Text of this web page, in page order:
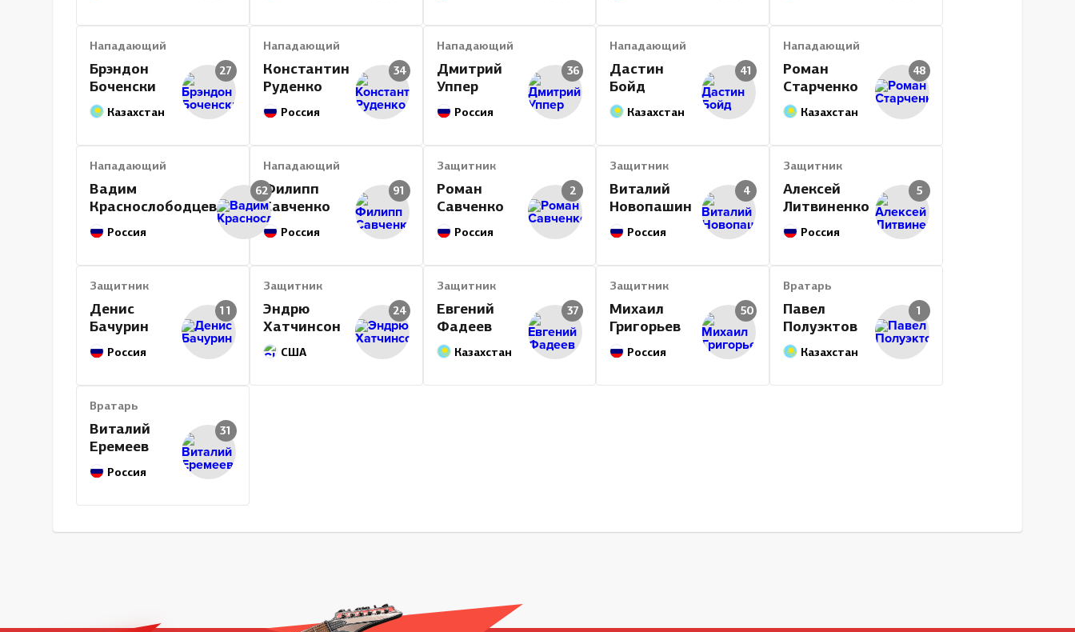
Нападающий
Брэндон
Боченски
Казахстан
27
Нападающий
Константин
Руденко
Россия
34
Нападающий
Дмитрий
Уппер
Россия
36
Нападающий
Дастин
Бойд
Казахстан
41
Нападающий
Роман
Старченко
Казахстан
48
Нападающий
Вадим
Краснослободцев
Россия
62
Нападающий
Филипп
Савченко
Россия
91
Защитник
Роман
Савченко
Россия
2
Защитник
Виталий
Новопашин
Россия
4
Защитник
Алексей
Литвиненко
Россия
5
Защитник
Денис
Бачурин
Россия
11
Защитник
Эндрю
Хатчинсон
США
24
Защитник
Евгений
Фадеев
Казахстан
37
Защитник
Михаил
Григорьев
Россия
50
Вратарь
Павел
Полуэктов
Казахстан
1
Вратарь
Виталий
Еремеев
Россия
31